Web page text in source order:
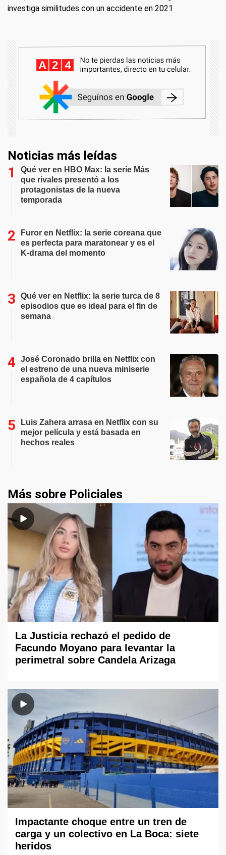
investiga similitudes con un accidente en 2021
Noticias más leídas
Qué ver en HBO Max: la serie Más
que rivales presentó a los
protagonistas de la nueva
temporada
Furor en Netflix: la serie coreana que
es perfecta para maratonear y es el
K-drama del momento
Qué ver en Netflix: la serie turca de 8
episodios que es ideal para el fin de
semana
José Coronado brilla en Netflix con
el estreno de una nueva miniserie
española de 4 capítulos
Luis Zahera arrasa en Netflix con su
mejor película y está basada en
hechos reales
Más sobre Policiales
La Justicia rechazó el pedido de
Facundo Moyano para levantar la
perimetral sobre Candela Arizaga
Impactante choque entre un tren de
carga y un colectivo en La Boca: siete
heridos